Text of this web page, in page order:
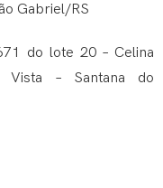
Gabriel/RS
do lote 20 – Celina
Vista – Santana do